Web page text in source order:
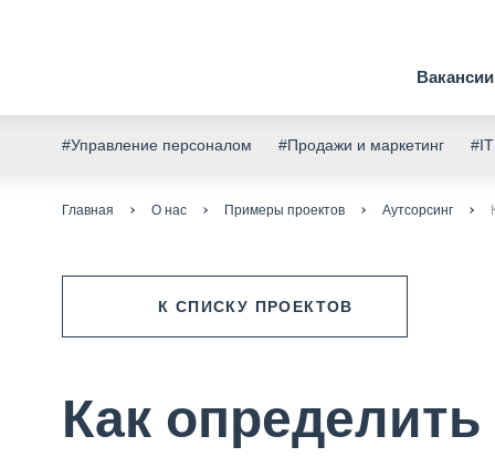
Вакансии
#Управление персоналом #Продажи и маркетинг #IT
Главная О нас Примеры проектов Аутсорсинг
К СПИСКУ ПРОЕКТОВ
Как